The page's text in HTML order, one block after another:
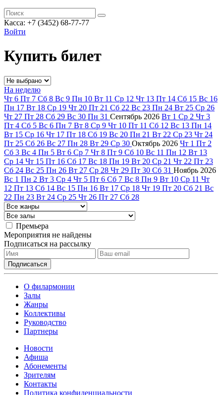
Касса: +7 (3452) 68-77-77
Войти
Купить билет
На неделю
Чт 6 Пт 7 Сб 8 Вс 9 Пн 10 Вт 11 Ср 12 Чт 13 Пт 14 Сб 15 Вс 16
Пн 17 Вт 18 Ср 19 Чт 20 Пт 21 Сб 22 Вс 23 Пн 24 Вт 25 Ср 26
Чт 27 Пт 28 Сб 29 Вс 30 Пн 31 Сентябрь 2026 Вт 1 Ср 2 Чт 3
Пт 4 Сб 5 Вс 6 Пн 7 Вт 8 Ср 9 Чт 10 Пт 11 Сб 12 Вс 13 Пн 14
Вт 15 Ср 16 Чт 17 Пт 18 Сб 19 Вс 20 Пн 21 Вт 22 Ср 23 Чт 24
Пт 25 Сб 26 Вс 27 Пн 28 Вт 29 Ср 30 Октябрь 2026 Чт 1 Пт 2
Сб 3 Вс 4 Пн 5 Вт 6 Ср 7 Чт 8 Пт 9 Сб 10 Вс 11 Пн 12 Вт 13
Ср 14 Чт 15 Пт 16 Сб 17 Вс 18 Пн 19 Вт 20 Ср 21 Чт 22 Пт 23
Сб 24 Вс 25 Пн 26 Вт 27 Ср 28 Чт 29 Пт 30 Сб 31 Ноябрь 2026
Вс 1 Пн 2 Вт 3 Ср 4 Чт 5 Пт 6 Сб 7 Вс 8 Пн 9 Вт 10 Ср 11 Чт
12 Пт 13 Сб 14 Вс 15 Пн 16 Вт 17 Ср 18 Чт 19 Пт 20 Сб 21 Вс
22 Пн 23 Вт 24 Ср 25 Чт 26 Пт 27 Сб 28
Премьера
Мероприятия не найдены
Подписаться на рассылку
О филармонии
Залы
Жанры
Коллективы
Руководство
Партнеры
Новости
Афиша
Абонементы
Зрителям
Контакты
Политика конфиденциальности